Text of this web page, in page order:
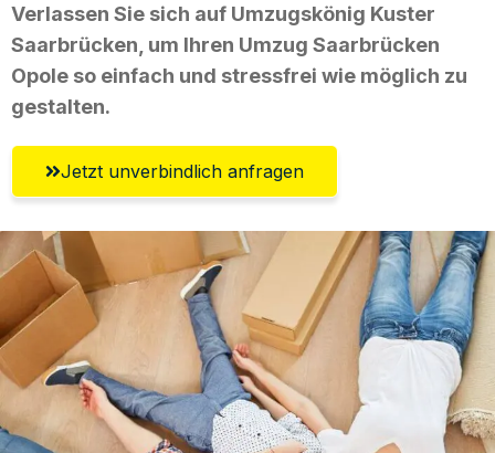
Verlassen Sie sich auf Umzugskönig Kuster
Saarbrücken, um Ihren Umzug Saarbrücken
Opole so einfach und stressfrei wie möglich zu
gestalten.
Jetzt unverbindlich anfragen